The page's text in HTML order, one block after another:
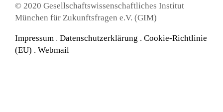
© 2020 Gesellschaftswissenschaftliches Institut
München für Zukunftsfragen e.V. (GIM)
Impressum . Datenschutzerklärung . Cookie-Richtlinie
(EU) . Webmail